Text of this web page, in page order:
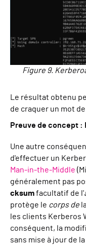
Figure 9.
Le résultat obtenu
de craquer un mot
Preuve de concept :
Une autre
d'effectuer un
Man-in-the-Middle
généralement pas
cksumfacultatif de l'
protège le corps de
les clients Kerberos
conséquent, la
sans mise à jour de